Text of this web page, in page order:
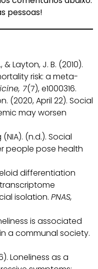
pessoas!
& Layton, J. B. (2010).
risk: a meta-
7(7), e1000316.
(2020, April 22). Social
may worsen
(n.d.). Social
people pose health
differentiation
isolation. PNAS,
is associated
a communal society.
Loneliness as a